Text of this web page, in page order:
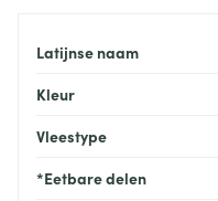
Latijnse naam
Kleur
Vleestype
*Eetbare delen